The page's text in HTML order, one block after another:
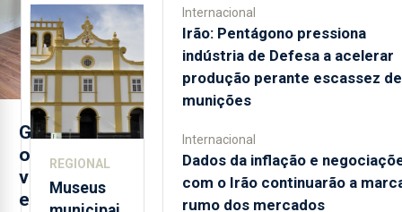
G
o
v
e
de coação
e
tentativa
de
violação
da prima
Miguel
REGIONAL
Museus
Internacional
Irão: Pentágono pressiona
indústria de Defesa a acelerar
produção perante escassez de
munições
Internacional
Dados da inflação e
com o Irão continuarão a
rumo dos mercados